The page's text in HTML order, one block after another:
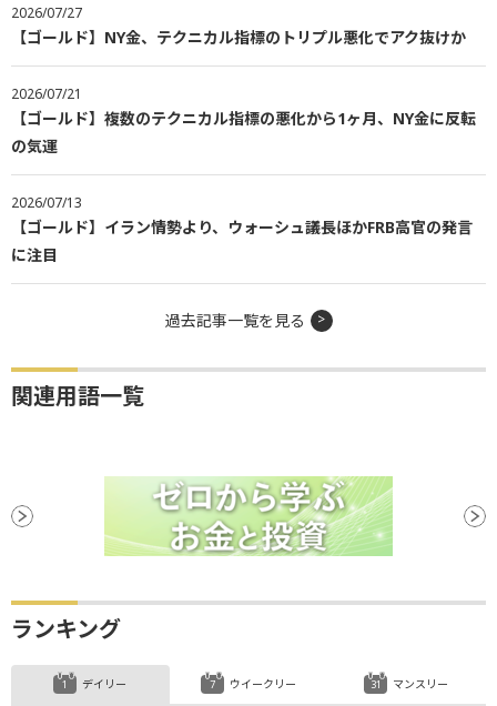
2026/07/27
【ゴールド】NY金、テクニカル指標のトリプル悪化でアク抜けか
2026/07/21
【ゴールド】複数のテクニカル指標の悪化から1ヶ月、NY金に反転
の気運
2026/07/13
【ゴールド】イラン情勢より、ウォーシュ議長ほかFRB高官の発言
に注目
過去記事一覧を見る
関連用語一覧
ランキング
デイリー ウイークリー マンスリー